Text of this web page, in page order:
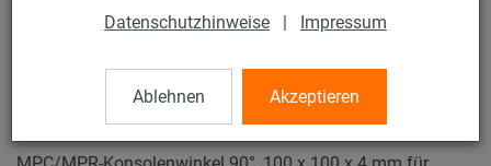
Datenschutzhinweise | Impressum
Ablehnen Akzeptieren
42 / 64
Konsolenwinkel